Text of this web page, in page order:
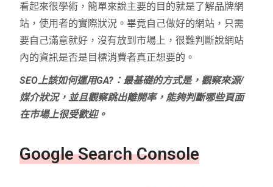
看起來很學術，簡單來說主要的目的就是了解品牌網
站，使用者的實際狀況。畢竟自己做好的網站，只需
要自己滿意就好，沒有放到市場上，很難判斷說網站
內的資訊是否是目標消費者真正想要的。
SEO上該如何運用GA?：最基礎的方式是，觀察來源/
媒介狀況，並且觀察跳出離開率，能夠判斷哪些頁面
在市場上很受歡迎。
Google Search Console